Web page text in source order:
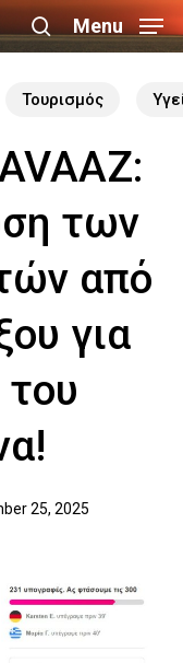
search
Menu
Τουρισμός
των
από
για
25, 2025
Menu